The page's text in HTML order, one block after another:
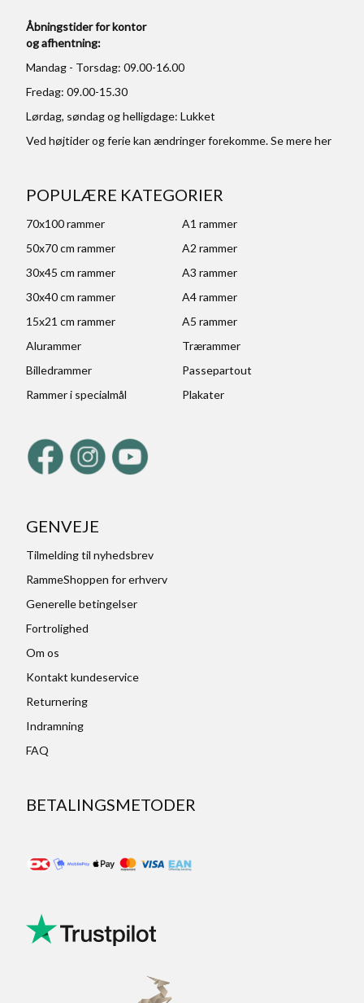
Åbningstider for kontor
og afhentning:
Mandag - Torsdag: 09.00-16.00
Fredag: 09.00-15.30
Lørdag, søndag og helligdage: Lukket
Ved højtider og ferie kan ændringer forekomme. Se mereher
POPULÆRE KATEGORIER
70x100 rammer
A1 rammer
50x70 cm rammer
A2 rammer
30x45 cm rammer
A3 rammer
30x40 cm rammer
A4 rammer
15x21 cm rammer
A5 rammer
Alurammer
Trærammer
Billedrammer
Passepartout
Rammer i specialmål
Plakater
GENVEJE
Tilmelding til nyhedsbrev
RammeShoppen for erhverv
Generelle betingelser
Fortrolighed
Om os
Kontakt kundeservice
Returnering
Indramning
FAQ
BETALINGSMETODER